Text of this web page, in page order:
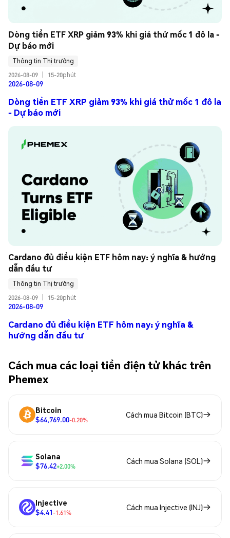
Dòng tiền ETF XRP giảm 93% khi giá thử mốc 1 đô la -
Dự báo mới
Thông tin Thị trường
2026-08-09
15-20phút
2026-08-09
Dòng tiền ETF XRP giảm 93% khi giá thử mốc 1 đô la
- Dự báo mới
Cardano đủ điều kiện ETF hôm nay: ý nghĩa & hướng
dẫn đầu tư
Thông tin Thị trường
2026-08-09
15-20phút
2026-08-09
Cardano đủ điều kiện ETF hôm nay: ý nghĩa &
hướng dẫn đầu tư
Cách mua các loại tiền điện tử khác trên
Phemex
Bitcoin
$64,769.00-0.20%
Cách mua Bitcoin (BTC)
Solana
$76.42+2.00%
Cách mua Solana (SOL)
Injective
$4.41-1.61%
Cách mua Injective (INJ)